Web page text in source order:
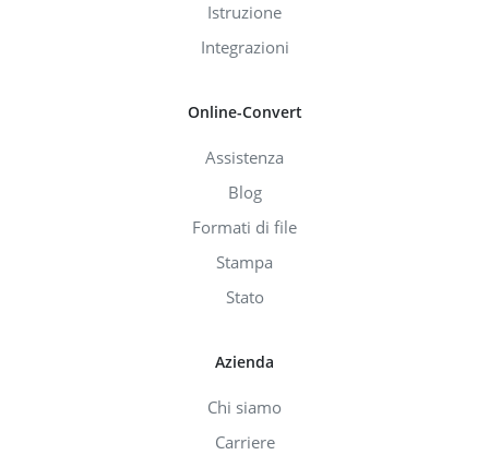
Istruzione
Integrazioni
Online-Convert
Assistenza
Blog
Formati di file
Stampa
Stato
Azienda
Chi siamo
Carriere